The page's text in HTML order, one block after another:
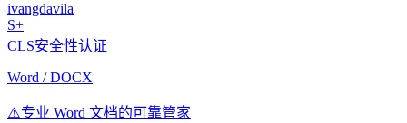
ivangdavila
S+
CLS安全性认证
Word / DOCX
⚠️专业 Word 文档的可靠管家